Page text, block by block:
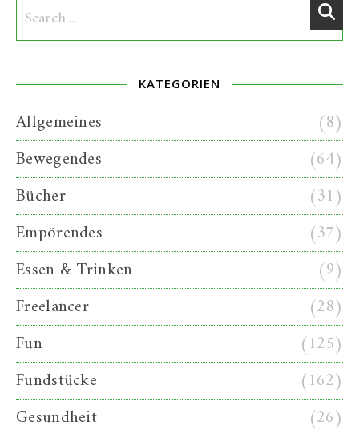
KATEGORIEN
Allgemeines
(8)
Bewegendes
(64)
Bücher
(31)
Empörendes
(37)
Essen & Trinken
(9)
Freelancer
(28)
Fun
(125)
Fundstücke
(162)
Gesundheit
(26)